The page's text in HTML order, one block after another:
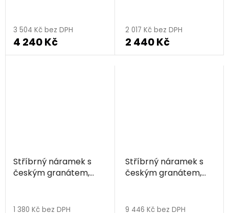
3 504 Kč bez DPH
4 240 Kč
2 017 Kč bez DPH
2 440 Kč
Stříbrný náramek s
českým granátem,
1 380 Kč bez DPH
Stříbrný náramek s
českým granátem,
9 446 Kč bez DPH